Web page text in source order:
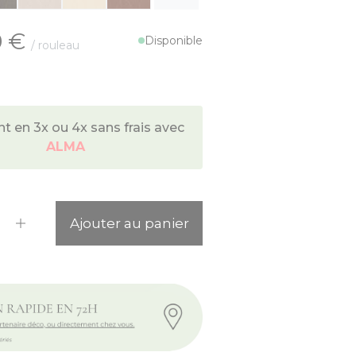
€ / rouleau Disponible
en 3x ou 4x sans frais avec
ALMA
Ajouter au panier